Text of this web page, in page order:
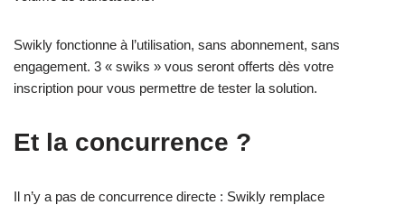
Swikly fonctionne à l’utilisation, sans abonnement, sans
engagement. 3 « swiks » vous seront offerts dès votre
inscription pour vous permettre de tester la solution.
Et la concurrence ?
Il n’y a pas de concurrence directe : Swikly remplace